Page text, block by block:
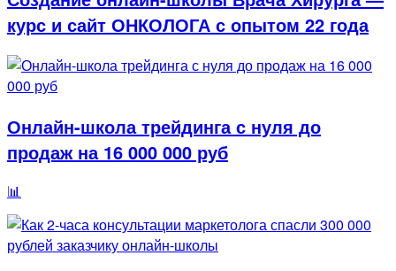
курс и сайт ОНКОЛОГА с опытом 22 года
Онлайн-школа трейдинга с нуля до
продаж на 16 000 000 руб
📊